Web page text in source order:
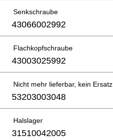
Senkschraube
43066002992
Flachkopfschraube
43003025992
Nicht mehr lieferbar, kein Ersatz
53203003048
Halslager
31510042005